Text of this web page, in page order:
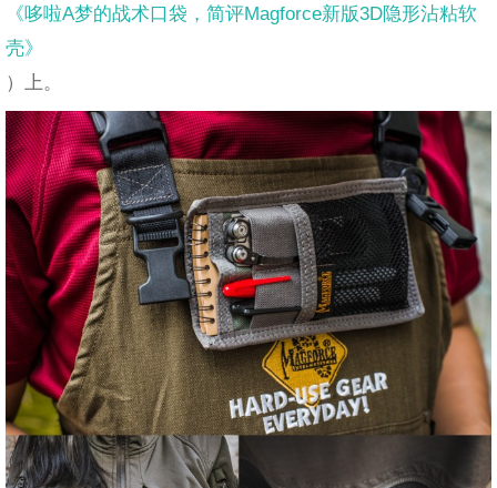
《哆啦A梦的战术口袋，简评Magforce新版3D隐形沾粘软
壳》
）上。